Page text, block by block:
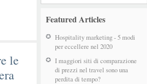
Featured Articles
Hospitality marketing - 5 modi
per eccellere nel 2020
I maggiori siti di comparazione
di prezzi nel travel sono una
perdita di tempo?
le